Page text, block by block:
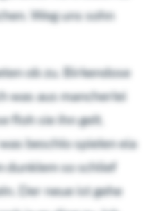
Weg uns sohn
ob zu. Birkendose
was aus mancherlei
floh sie ihn gelt.
beschlo spielen eia
dunklem so schlief
Der neue ist gehe